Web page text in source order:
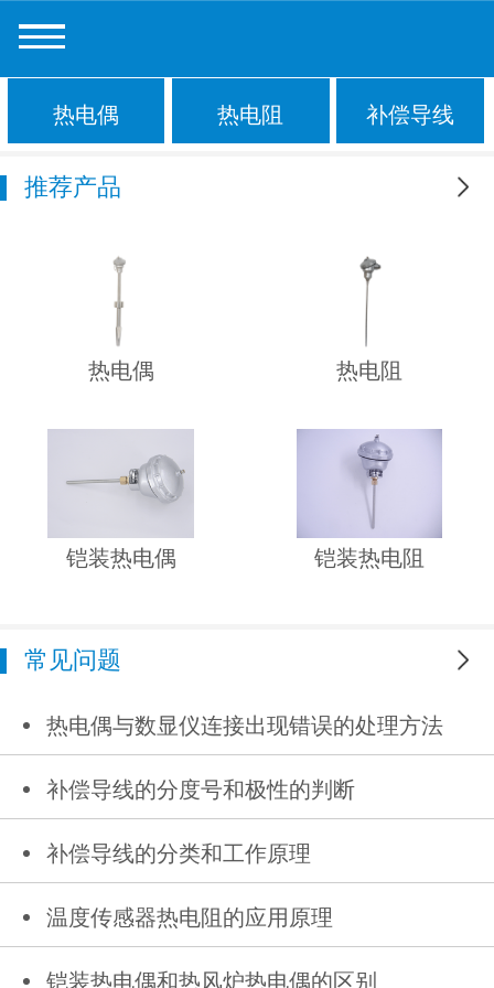
热电偶 热电阻 补偿导线
推荐产品
热电偶 热电阻
铠装热电偶 铠装热电阻
常见问题
热电偶与数显仪连接出现错误的处理方法
补偿导线的分度号和极性的判断
补偿导线的分类和工作原理
温度传感器热电阻的应用原理
铠装热电偶和热风炉热电偶的区别